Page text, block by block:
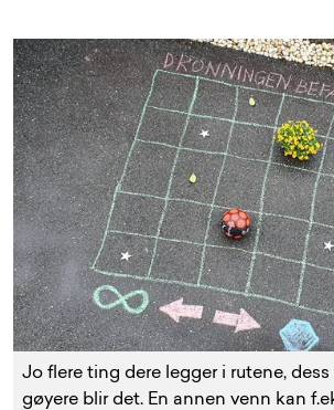
Jo flere ting dere legger i rutene,
gøyere blir det. En annen venn kan